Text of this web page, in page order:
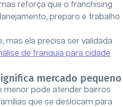
reforça que o franchising
preparo e trabalho
mas ela precisa ser validada
de franquia para cidade
mercado pequeno
menor pode atender bairros
que se deslocam para